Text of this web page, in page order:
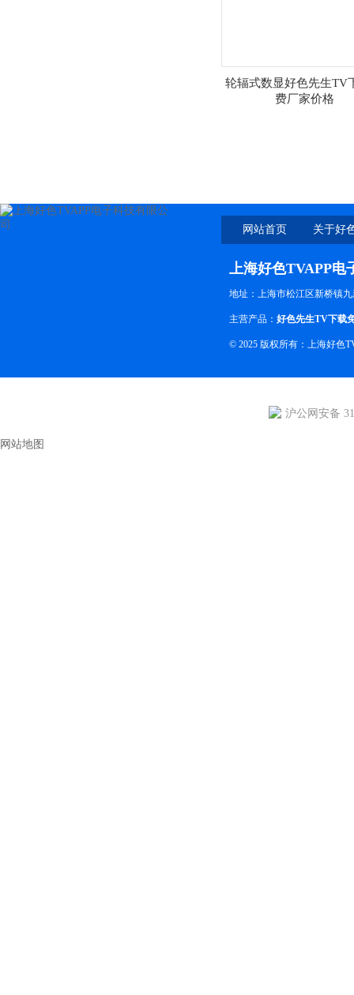
轮辐式数显好色先生TV
费厂家价格
网站首页 关于好
上海好色TVAPP
地址：上海市松江区新桥镇
主营产品： 好色先生TV下载
© 2025 版权所有：上海好色
沪公网安备
网站地图